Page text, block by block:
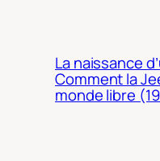
La naissance
Comment la
monde libre